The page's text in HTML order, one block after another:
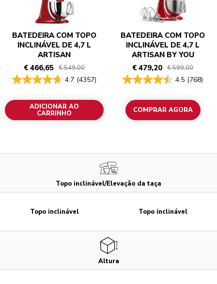
BATEDEIRA COM TOPO
INCLINÁVEL DE 4,7 L
ARTISAN
€ 466,65 € 549,00
4.7 (4357)
ADICIONAR AO
CARRINHO
BATEDEIRA COM TOPO
INCLINÁVEL DE 4,7 L
ARTISAN BY YOU
€ 479,20 € 599,00
4.5 (768)
COMPRAR AGORA
Topo inclinável/Elevação da taça
Altura
Topo inclinável Topo inclinável